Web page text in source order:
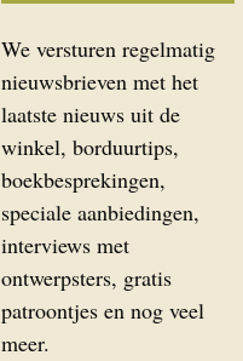
We versturen regelmatig
nieuwsbrieven met het
laatste nieuws uit de
winkel, borduurtips,
boekbesprekingen,
speciale aanbiedingen,
interviews met
ontwerpsters, gratis
patroontjes en nog veel
meer.